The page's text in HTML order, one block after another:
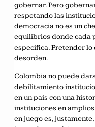
gobernar. Pero
respetando las
democracia no es un
equilibrios donde cada
específica. Pretender
desorden.
Colombia no puede
debilitamiento
en un país con una
instituciones en
en juego es,